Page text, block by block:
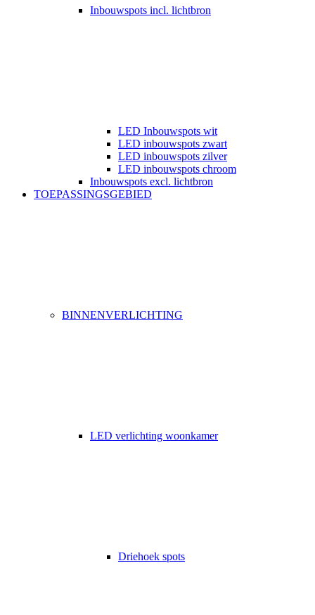
Inbouwspots incl. lichtbron
LED Inbouwspots wit
LED inbouwspots zwart
LED inbouwspots zilver
LED inbouwspots chroom
Inbouwspots excl. lichtbron
TOEPASSINGSGEBIED
BINNENVERLICHTING
LED verlichting woonkamer
Driehoek spots